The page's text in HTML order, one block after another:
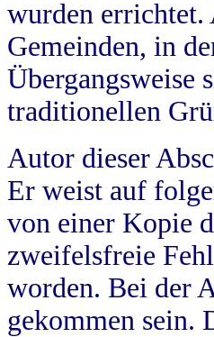
wurden errichtet.
Gemeinden, in
Übergangsweise
traditionellen
Autor dieser
Er weist auf
von einer Kopie
zweifelsfreie
worden. Bei der
gekommen sein.